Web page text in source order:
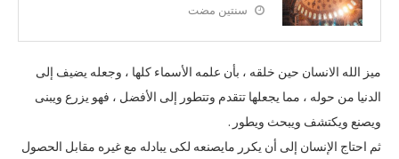
سنتين مضت
ميز الله الانسان حين خلقه ، بأن علمه الأسماء كلها ، وجعله يضيف إلى
الدنيا من حوله ، مما يجعلها تتقدم وتتطور إلى الأفضل ، فهو يزرع ويبنى
ويصنع ويكتشف ويبحث ويطور .
ثم احتاج الإنسان إلى أن يكرر مايصنعه لكى يبادله مع غيره مقابل الحصول